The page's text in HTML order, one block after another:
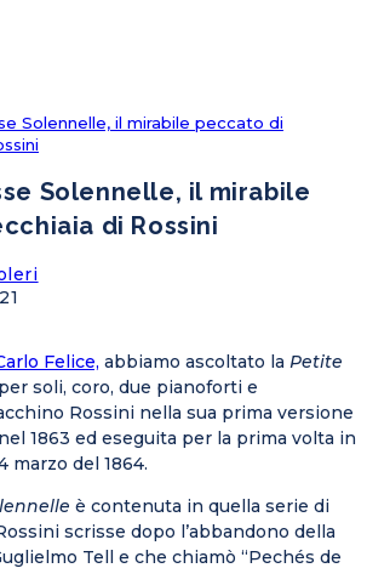
Solennelle, il mirabile peccato di
Solennelle, il mirabile
di Rossini
Felice, abbiamo ascoltato la Petite
soli, coro, due pianoforti e
Rossini nella sua prima versione
1863 ed eseguita per la prima volta in
marzo del 1864.
è contenuta in quella serie di
scrisse dopo l’abbandono della
Tell e che chiamò “Pechés de